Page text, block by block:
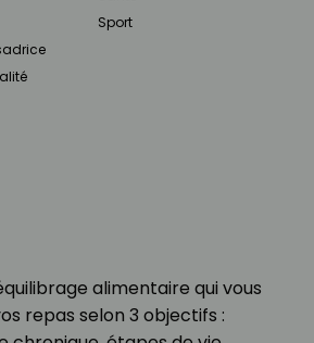
alimentaire qui vous
repas selon 3 objectifs :
Sport